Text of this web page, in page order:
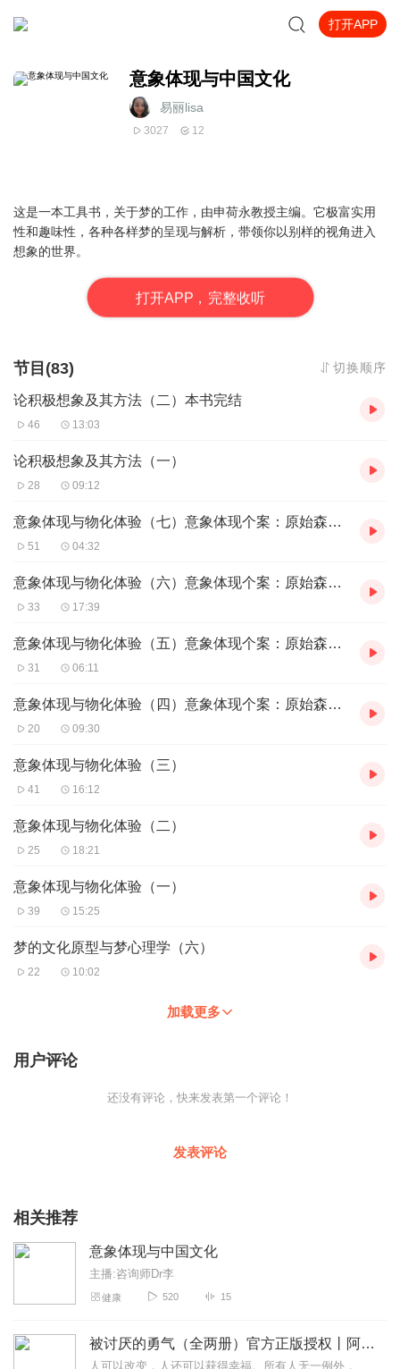
打开APP
意象体现与中国文化
易丽lisa
3027 12
这是一本工具书，关于梦的工作，由申荷永教授主编。它极富实用
性和趣味性，各种各样梦的呈现与解析，带领你以别样的视角进入
想象的世界。
打开APP，完整收听
节目(83) 切换顺序
论积极想象及其方法（二）本书完结
46 13:03
论积极想象及其方法（一）
28 09:12
意象体现与物化体验（七）意象体现个案：原始森林的探索
51 04:32
意象体现与物化体验（六）意象体现个案：原始森林的探索
33 17:39
意象体现与物化体验（五）意象体现个案：原始森林的探索
31 06:11
意象体现与物化体验（四）意象体现个案：原始森林的探索
20 09:30
意象体现与物化体验（三）
41 16:12
意象体现与物化体验（二）
25 18:21
意象体现与物化体验（一）
39 15:25
梦的文化原型与梦心理学（六）
22 10:02
加载更多
用户评论
还没有评论，快来发表第一个评论！
发表评论
相关推荐
意象体现与中国文化
主播:咨询师Dr李
健康 520 15
被讨厌的勇气（全两册）官方正版授权丨阿德勒心理学畅销经典｜幸福的勇气
人可以改变，人还可以获得幸福。所有人无一例外，都能如此。——阿德勒心理学一名深陷自卑、无能与不幸福的青年，听到了一名哲人主张的“世界无比单纯，人人都能幸福”便来...